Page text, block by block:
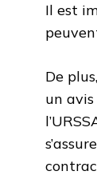
Il est
De
un